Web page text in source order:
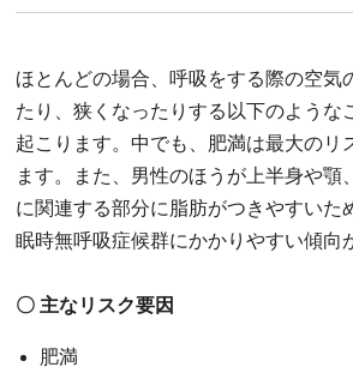
ほとんどの場合、呼吸をする際の空気
たり、狭くなったりする以下のような
起こります。中でも、肥満は最大のリ
ます。また、男性のほうが上半身や顎
に関連する部分に脂肪がつきやすいた
眠時無呼吸症候群にかかりやすい傾向
〇 主なリスク要因
肥満